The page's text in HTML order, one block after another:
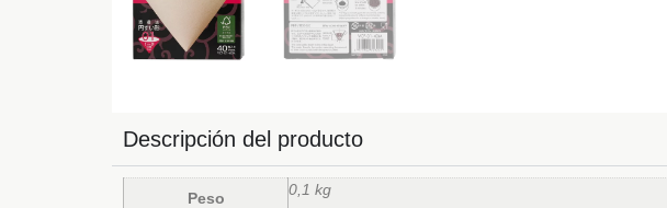
Descripción del producto
Peso 0,1 kg